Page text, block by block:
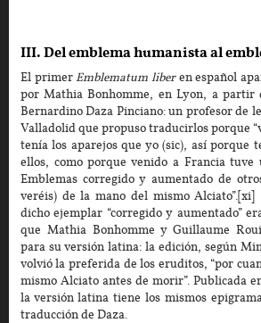
III. Del emblema humanista al
El primer Emblematum liberen español
por Mathia Bonhomme, en Lyon, a partir
Bernardino Daza Pinciano: un profesor de
Valladolid que propuso traducirlos porque
tenía los aparejos que yo (sic), así porque
ellos, como porque venido a Francia tuve
Emblemas corregido y aumentado de
veréis) de la mano del mismo
dicho ejemplar “corregido y aumentado”
que Mathia Bonhomme y Guillaume
para su versión latina: la edición, según
volvió la preferida de los eruditos, “por
mismo Alciato antes de morir”. Publicada
la versión latina tiene los mismos
traducción de Daza.